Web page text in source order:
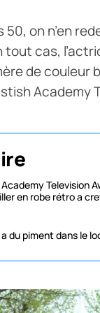
on n’en
cas,
de couleur
Academy
Television
en robe rétro a
du piment dans le